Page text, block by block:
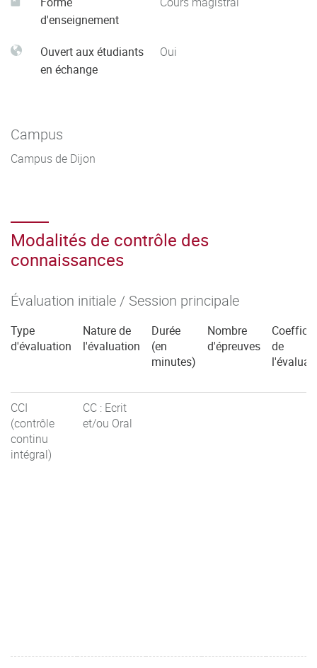
d'enseignement
Ouvert aux étudiants
en échange
Oui
Campus
Campus de Dijon
Modalités de contrôle des
connaissances
Évaluation initiale / Session principale
Type
d'évaluation
Nature de
l'évaluation
Durée
(en
minutes)
Nombre
d'épreuves
de
CCI
(contrôle
continu
intégral)
CC : Ecrit
et/ou Oral